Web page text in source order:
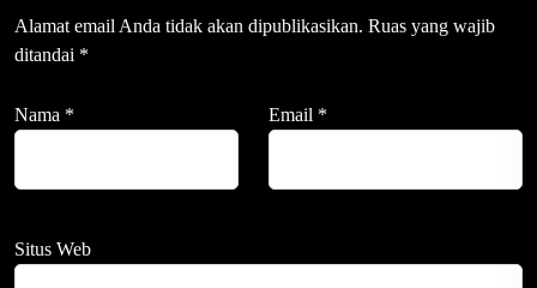
Alamat email Anda tidak akan dipublikasikan. Ruas yang wajib
ditandai *
Nama * Email *
Situs Web